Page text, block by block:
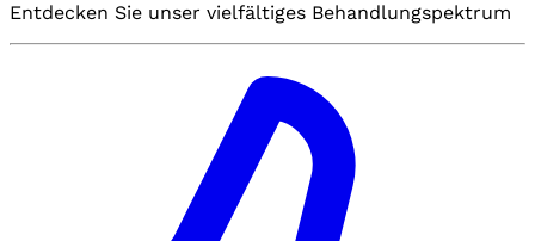
Entdecken Sie unser vielfältiges Behandlungspektrum